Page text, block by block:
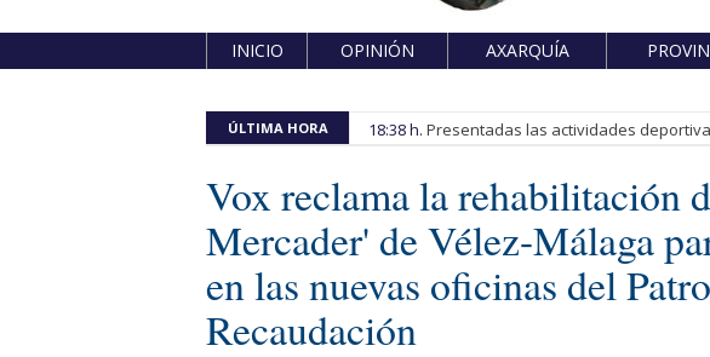
INICIO OPINIÓN AXARQUÍA
ÚLTIMA HORA 18:38 h. Presentadas las actividades
Vox reclama la rehabilitación
Mercader' de Vélez-Málaga
en las nuevas oficinas del
Recaudación